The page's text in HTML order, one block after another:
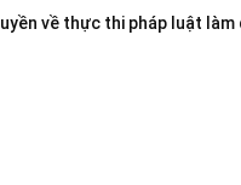
về thực thi pháp luật